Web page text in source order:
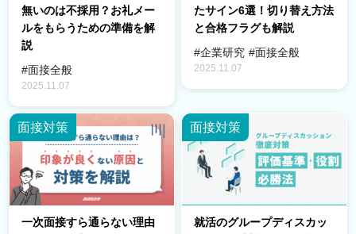
無いのは不採用？お礼メー
ルをもらうための準備を解
説
#面接全般
2025.11.07
たサイン6選！切り替え方法
と合格フラグも解説
#企業研究 #面接全般
2025.11.07
一次面接すら通らない理由
面接対策
就活のグループディスカッ
面接対策